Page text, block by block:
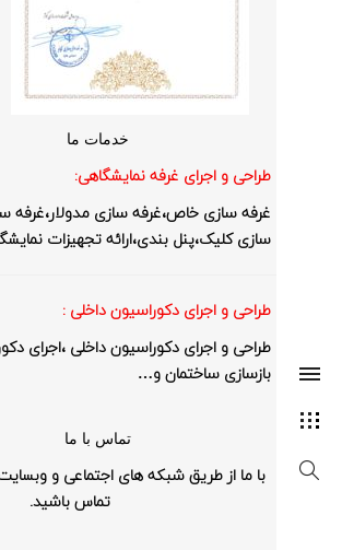
AND PRESS ENTER
خدمات ما
طراحی و اجرای غرفه نمایشگاهی:
غرفه سازی خاص،غرفه سازی مدولار،غرفه
سازی کلیک،پنل بندی،ارائه تجهیزات
طراحی و اجرای دکوراسیون داخلی :
طراحی و اجرای دکوراسیون داخلی ،اجرای
بازسازی ساختمان و…
تماس با ما
با ما از طریق شبکه های اجتماعی و
تماس باشید.